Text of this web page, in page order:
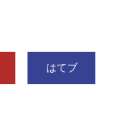
はてブ